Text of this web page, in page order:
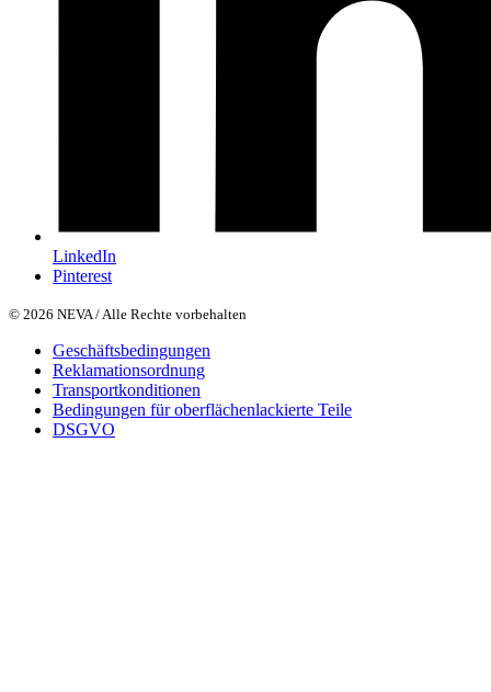
LinkedIn
Pinterest
© 2026 NEVA / Alle Rechte vorbehalten
Geschäftsbedingungen
Reklamationsordnung
Transportkonditionen
Bedingungen für oberflächenlackierte Teile
DSGVO